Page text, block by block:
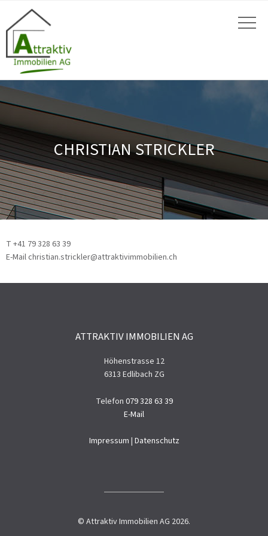
CHRISTIAN STRICKLER
T +41 79 328 63 39
E-Mail christian.strickler@attraktivimmobilien.ch
ATTRAKTIV IMMOBILIEN AG
Höhenstrasse 12
6313 Edlibach ZG
Telefon 079 328 63 39
E-Mail
Impressum | Datenschutz
© Attraktiv Immobilien AG 2026.